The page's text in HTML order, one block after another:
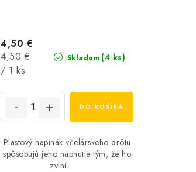
Skladom (4 ks)
4,50 €
Jednotková
cena:
4,50 €
/ 1 ks
DO KOŠÍKA
Plastový napinák včelárskeho drôtu
spôsobujú jeho napnutie tým, že ho
zvlní.